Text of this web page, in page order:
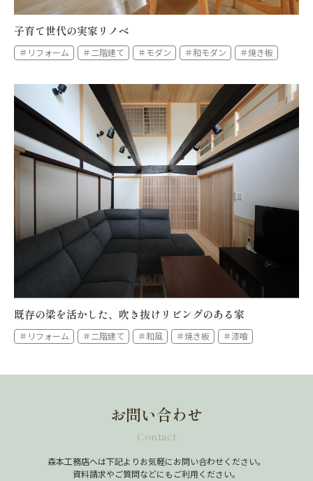
子育て世代の実家リノベ
＃リフォーム ＃二階建て ＃モダン ＃和モダン ＃焼き板
既存の梁を活かした、吹き抜けリビングのある家
＃リフォーム ＃二階建て ＃和風 ＃焼き板 ＃漆喰
お問い合わせ
Contact
森本工務店へは下記よりお気軽にお問い合わせください。
資料請求やご質問などにもご利用ください。